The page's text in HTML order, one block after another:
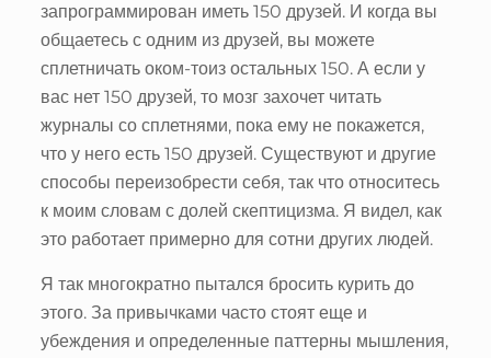
запрограммирован иметь 150 друзей. И когда вы
общаетесь с одним из друзей, вы можете
сплетничать оком-тоиз остальных 150. А если у
вас нет 150 друзей, то мозг захочет читать
журналы со сплетнями, пока ему не покажется,
что у него есть 150 друзей. Существуют и другие
способы переизобрести себя, так что относитесь
к моим словам с долей скептицизма. Я видел, как
это работает примерно для сотни других людей.
Я так многократно пытался бросить курить до
этого. За привычками часто стоят еще и
убеждения и определенные паттерны мышления,